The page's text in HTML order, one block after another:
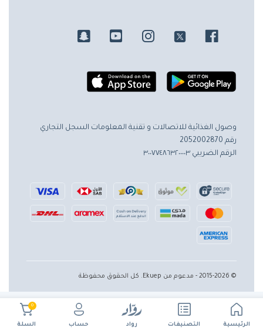
الرئيسية التصنيفات رواد حساب
0
السلة
وصول الغذائية للاتصالات و تقنية المعلومات السجل التجاري
رقم 2052002870
الرقم الضريبي ٣٠٠٧٧٤٨٦٣٢٠٠٠٠٣
© 2015-2026 - مدعوم من Ekuep. كل الحقوق محفوظة